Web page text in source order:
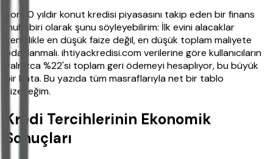
Son 10 yıldır konut kredisi piyasasını takip eden bir finans
muhabiri olarak şunu söyleyebilirim: İlk evini alacaklar
genellikle en düşük faize değil, en düşük toplam maliyete
odaklanmalı. ihtiyackredisi.com verilerine göre kullanıcıların
yalnızca %22'si toplam geri ödemeyi hesaplıyor, bu büyük
bir hata. Bu yazıda tüm masraflarıyla net bir tablo
çizeceğim.
Kredi Tercihlerinin Ekonomik
Sonuçları